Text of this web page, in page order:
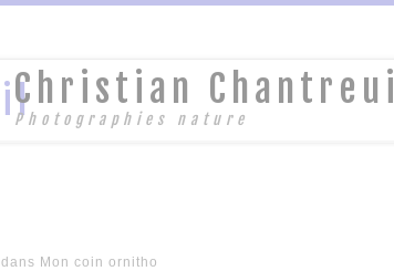
Christian Chantreuil
Photographies nature
dans Mon coin ornitho